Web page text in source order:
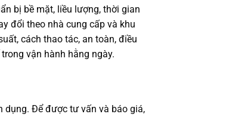
bị bề mặt, liều lượng, thời gian
đổi theo nhà cung cấp và khu
cách thao tác, an toàn, điều
vận hành hằng ngày.
dụng. Để được tư vấn và báo giá,